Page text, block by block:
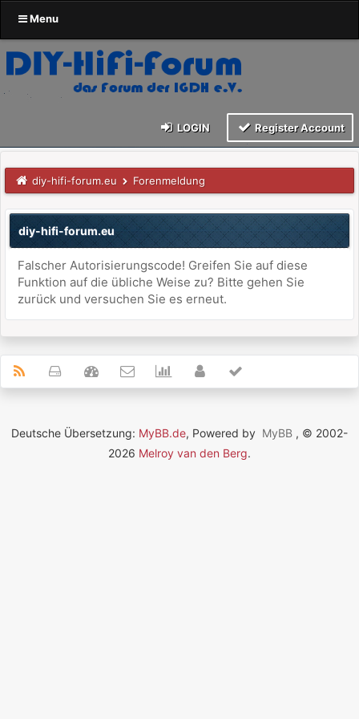
Menu
LOGIN Register Account
diy-hifi-forum.eu Forenmeldung
diy-hifi-forum.eu
Falscher Autorisierungscode! Greifen Sie auf diese
Funktion auf die übliche Weise zu? Bitte gehen Sie
zurück und versuchen Sie es erneut.
Deutsche Übersetzung: MyBB.de, Powered by MyBB , © 2002-
2026 Melroy van den Berg.